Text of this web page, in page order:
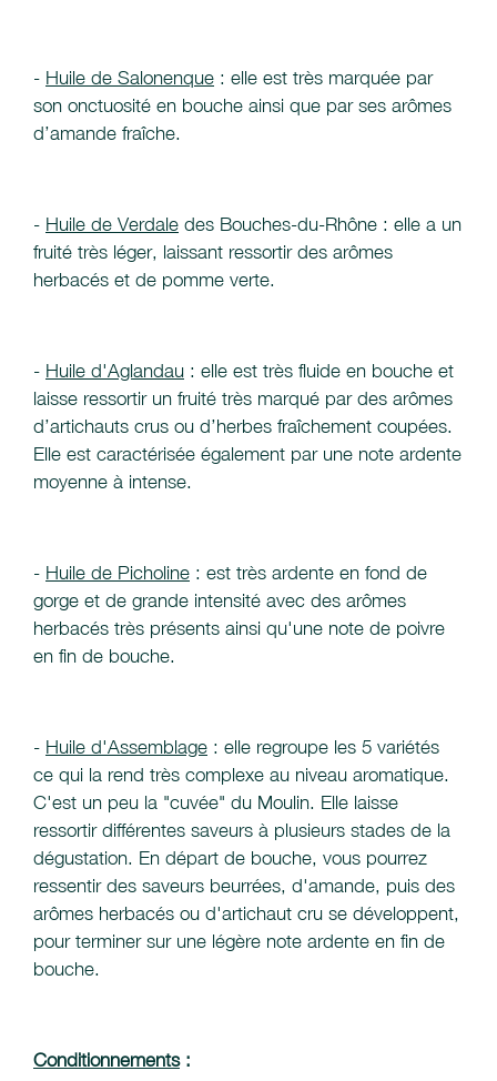
- Huile de Salonenque : elle est très marquée par
son onctuosité en bouche ainsi que par ses arômes
d’amande fraîche.
- Huile de Verdale des Bouches-du-Rhône : elle a un
fruité très léger, laissant ressortir des arômes
herbacés et de pomme verte.
- Huile d'Aglandau : elle est très fluide en bouche et
laisse ressortir un fruité très marqué par des arômes
d’artichauts crus ou d’herbes fraîchement coupées.
Elle est caractérisée également par une note ardente
moyenne à intense.
- Huile de Picholine : est très ardente en fond de
gorge et de grande intensité avec des arômes
herbacés très présents ainsi qu'une note de poivre
en fin de bouche.
- Huile d'Assemblage : elle regroupe les 5 variétés
ce qui la rend très complexe au niveau aromatique.
C'est un peu la "cuvée" du Moulin. Elle laisse
ressortir différentes saveurs à plusieurs stades de la
dégustation. En départ de bouche, vous pourrez
ressentir des saveurs beurrées, d'amande, puis des
arômes herbacés ou d'artichaut cru se développent,
pour terminer sur une légère note ardente en fin de
bouche.
Conditionnements: